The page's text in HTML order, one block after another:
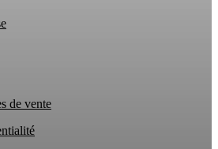
de vente